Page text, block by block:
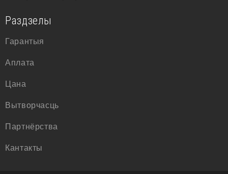
Раздзелы
Гарантыя
Аплата
Цана
Вытворчасць
Партнёрства
Кантакты